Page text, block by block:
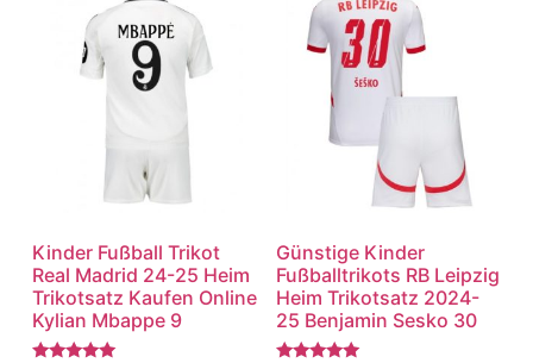
Kinder Fußball Trikot
Real Madrid 24-25 Heim
Trikotsatz Kaufen Online
Kylian Mbappe 9
Günstige Kinder
Fußballtrikots RB Leipzig
Heim Trikotsatz 2024-
25 Benjamin Sesko 30